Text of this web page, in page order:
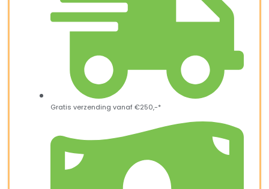
Gratis verzending vanaf €250,-*